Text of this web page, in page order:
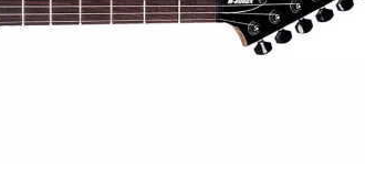
Voir nos marques